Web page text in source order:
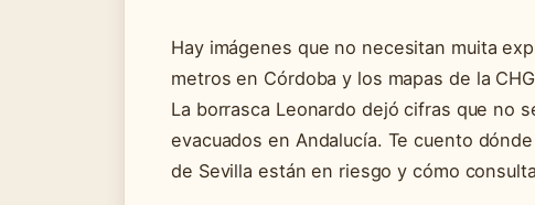
Hay imágenes que no necesitan muita
metros en Córdoba y los mapas de la
La borrasca Leonardo dejó cifras que no
evacuados en Andalucía. Te cuento
de Sevilla están en riesgo y cómo